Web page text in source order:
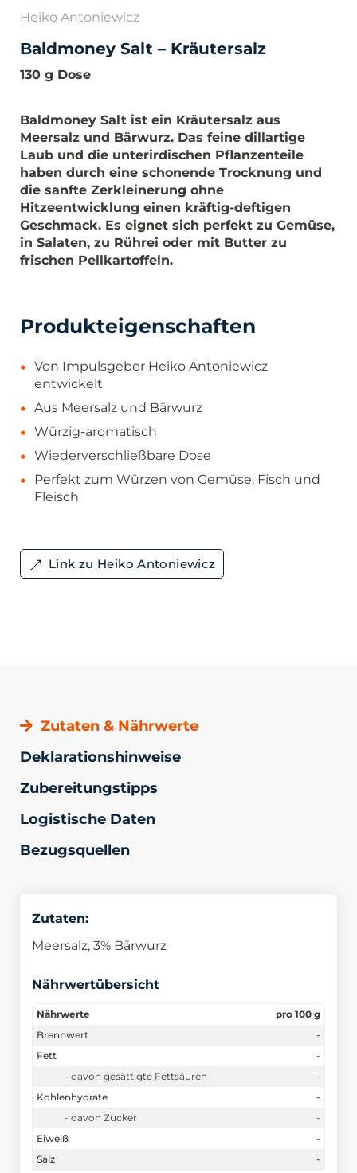
Heiko Antoniewicz
Baldmoney Salt – Kräutersalz
130 g Dose
Baldmoney Salt ist ein Kräutersalz aus
Meersalz und Bärwurz. Das feine dillartige
Laub und die unterirdischen Pflanzenteile
haben durch eine schonende Trocknung und
die sanfte Zerkleinerung ohne
Hitzeentwicklung einen kräftig-deftigen
Geschmack. Es eignet sich perfekt zu Gemüse,
in Salaten, zu Rührei oder mit Butter zu
frischen Pellkartoffeln.
Produkteigenschaften
Von Impulsgeber Heiko Antoniewicz
entwickelt
Aus Meersalz und Bärwurz
Würzig-aromatisch
Wiederverschließbare Dose
Perfekt zum Würzen von Gemüse, Fisch und
Fleisch
Link zu Heiko Antoniewicz
Zutaten & Nährwerte
Deklarationshinweise
Zubereitungstipps
Logistische Daten
Bezugsquellen
Zutaten:
Meersalz, 3% Bärwurz
Nährwertübersicht
Nährwerte
pro 100 g
Brennwert
-
Fett
-
- davon gesättigte Fettsäuren
-
Kohlenhydrate
-
- davon Zucker
-
Eiweiß
-
Salz
-